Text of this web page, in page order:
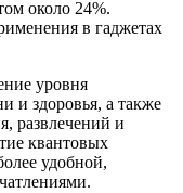
около 24%.
в гаджетах
уровня
и здоровья, а также
развлечений и
квантовых
удобной,